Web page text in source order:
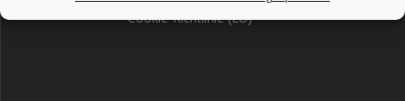
Cookie-Richtlinie (EU)